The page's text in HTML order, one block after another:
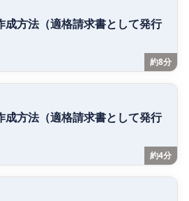
成方法（適格請求書として発行
約8分
成方法（適格請求書として発行
約4分